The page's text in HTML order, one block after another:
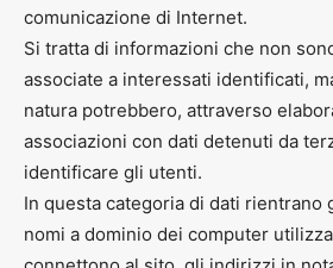
comunicazione di Internet.
Si tratta di informazioni che non
associate a interessati identificati,
natura potrebbero, attraverso
associazioni con dati detenuti da
identificare gli utenti.
In questa categoria di dati rientrano
nomi a dominio dei computer